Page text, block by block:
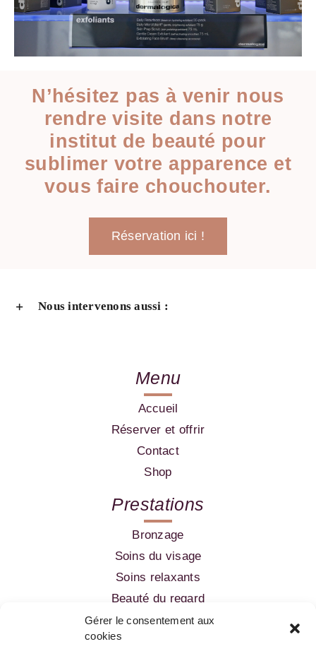
Gérer le consentement aux
cookies
N’hésitez pas à venir nous
rendre visite dans notre
institut de beauté pour
sublimer votre apparence et
vous faire chouchouter.
Réservation ici !
Nous intervenons aussi :
Menu
Accueil
Réserver et offrir
Contact
Shop
Prestations
Bronzage
Soins du visage
Soins relaxants
Beauté du regard
Amincissement